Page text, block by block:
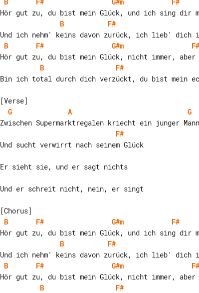
B
F#
B
F# G#m F#
B
F#
Bin ich total durch dich verzückt, du bist mein
G
A
G
F#
Und sucht verwirrt nach seinem Glück
Er sieht sie, und er sagt nichts
Und er schreit nicht, nein, er singt
B
F# G#m F#
B
F#
B
F# G#m F#
B
F#